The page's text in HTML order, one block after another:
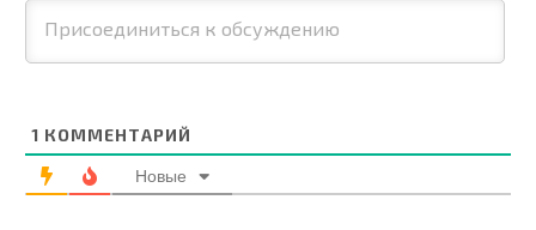
1 КОММЕНТАРИЙ
Новые